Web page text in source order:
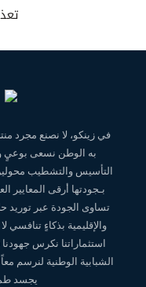
في زينكو، لا نصنع مجرد
به الوطن نسعى بوعيٍ
التأسيس والتشطيب
بـجودتها أرقى المعايير
تساوى الجودة عبر توريد
والإقليمية بذكاءٍ تنافسي
استثماراتنا نكرس
الشبابية الوطنية لنرسم
يجسد